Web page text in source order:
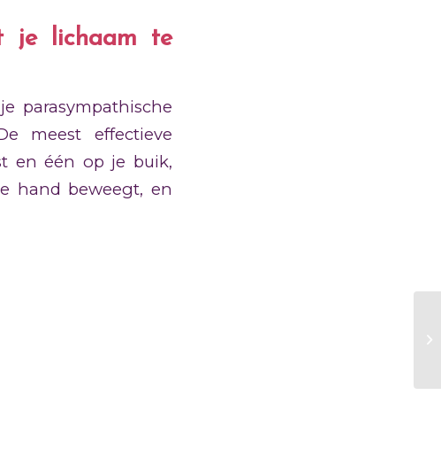
je lichaam te
parasympathische
meest effectieve
en één op je buik,
hand beweegt, en